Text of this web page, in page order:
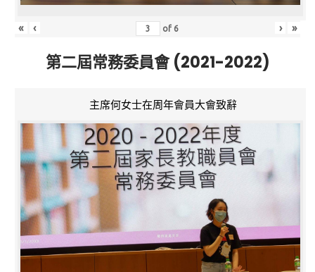
« ‹ of 6 › »
第二屆常務委員會 (2021-2022)
主席何女士在周年會員大會致辭